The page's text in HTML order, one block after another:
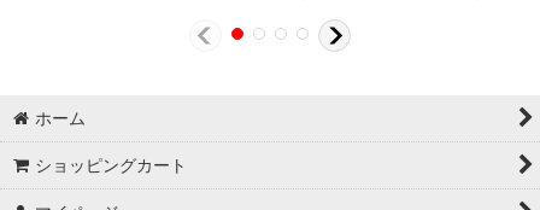
ホーム
ショッピングカート